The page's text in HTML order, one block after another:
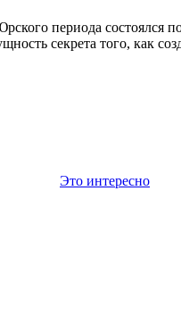
периода состоялся
секрета того, как
Это интересно